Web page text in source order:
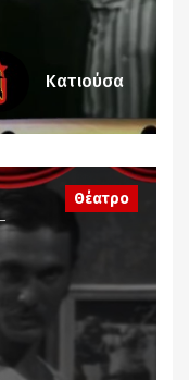
Κατιούσα
Θέατρο